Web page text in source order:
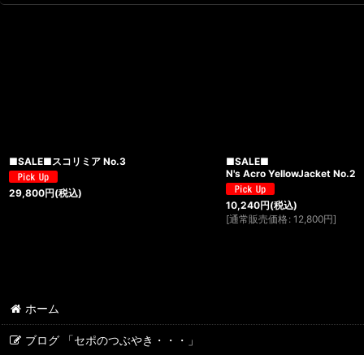
■SALE■スコリミア No.3
29,800円(税込)
■SALE■
N's Acro YellowJacket No.2
10,240円(税込)
[通常販売価格 : 12,800円]
ホーム
ブログ 「セポのつぶやき・・・」